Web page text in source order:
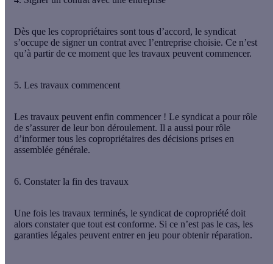
Dès que les copropriétaires sont tous d’accord, le syndicat
s’occupe de signer un contrat avec l’entreprise choisie. Ce n’est
qu’à partir de ce moment que les travaux peuvent commencer.
5. Les travaux commencent
Les travaux peuvent enfin commencer ! Le syndicat a pour rôle
de s’assurer de leur bon déroulement. Il a aussi pour rôle
d’informer tous les copropriétaires des décisions prises en
assemblée générale.
6. Constater la fin des travaux
Une fois les travaux terminés, le syndicat de copropriété doit
alors constater que tout est conforme. Si ce n’est pas le cas, les
garanties légales peuvent entrer en jeu pour obtenir réparation.